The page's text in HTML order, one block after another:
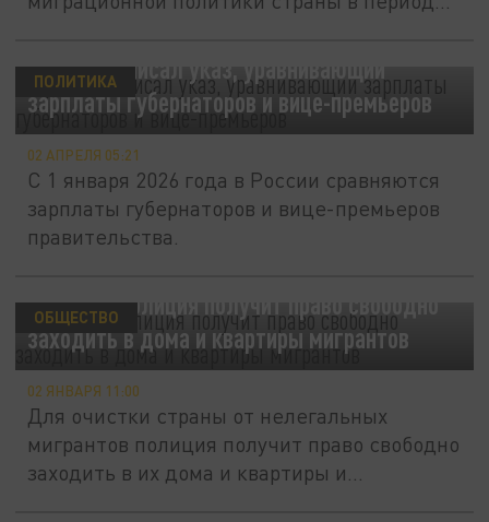
Путин подписал указ, уравнивающий
зарплаты губернаторов и вице-премьеров
ПОЛИТИКА
02 АПРЕЛЯ 05:21
С 1 января 2026 года в России сравняются
зарплаты губернаторов и вице-премьеров
правительства.
В России полиция получит право свободно
заходить в дома и квартиры мигрантов
ОБЩЕСТВО
02 ЯНВАРЯ 11:00
Для очистки страны от нелегальных
мигрантов полиция получит право свободно
заходить в их дома и квартиры и...